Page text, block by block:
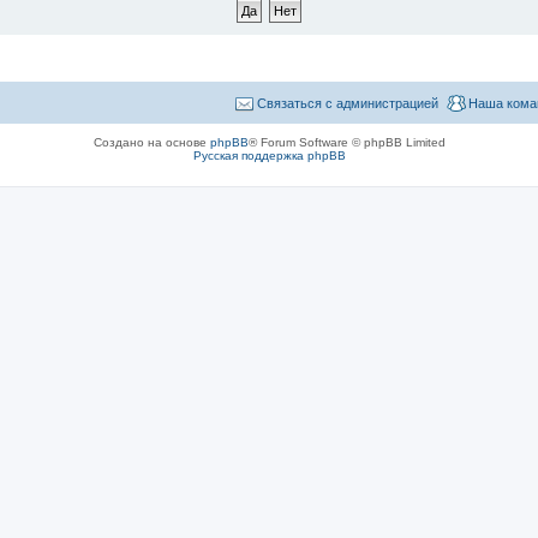
Наша
Связаться с администрацией
Создано на основе phpBB® Forum Software © phpBB Limited
Русская поддержка phpBB